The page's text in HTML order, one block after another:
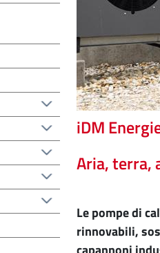
iDM
Aria, terra,
Le pompe di
rinnovabili,